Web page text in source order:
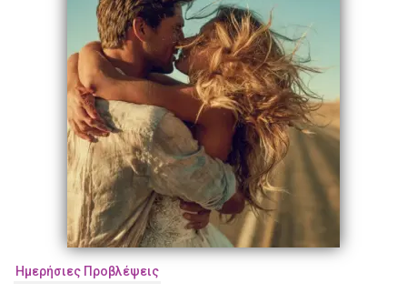
Ημερήσιες Προβλέψεις